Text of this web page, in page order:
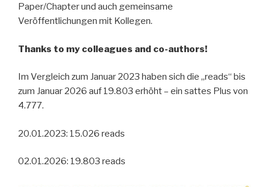
Paper/Chapter und auch gemeinsame
Veröffentlichungen mit Kollegen.
Thanks to my colleagues and co-authors!
Im Vergleich zum Januar 2023 haben sich die „reads“ bis
zum Januar 2026 auf 19.803 erhöht – ein sattes Plus von
4.777.
20.01.2023: 15.026 reads
02.01.2026: 19.803 reads